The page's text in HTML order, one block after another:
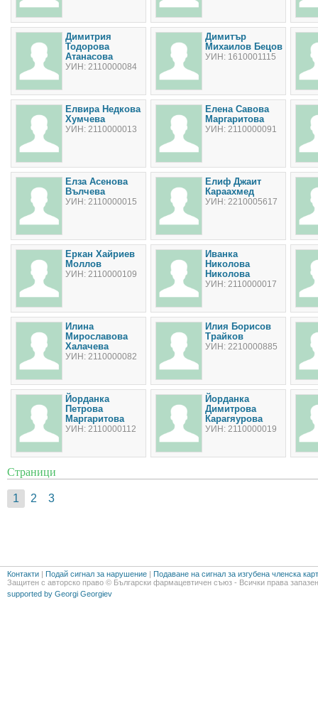
Димитрия
Тодорова
Атанасова
УИН: 2110000084
Димитър
Михаилов Бецов
УИН: 1610001115
Елвира Недкова
Хумчева
УИН: 2110000013
Елена Савова
Маргаритова
УИН: 2110000091
Елза Асенова
Вълчева
УИН: 2110000015
Елиф Джаит
Караахмед
УИН: 2210005617
Еркан Хайриев
Моллов
УИН: 2110000109
Иванка
Николова
Николова
УИН: 2110000017
Илина
Мирославова
Халачева
УИН: 2110000082
Илия Борисов
Трайков
УИН: 2210000885
Йорданка
Петрова
Маргаритова
УИН: 2110000112
Йорданка
Димитрова
Карагяурова
УИН: 2110000019
Страници
1 2 3
Контакти | Подай сигнал за нарушение | Подаване на сигнал за изгубена членска
Защитен с авторско право © Български фармацевтичен съюз - Всички права
supported by Georgi Georgiev